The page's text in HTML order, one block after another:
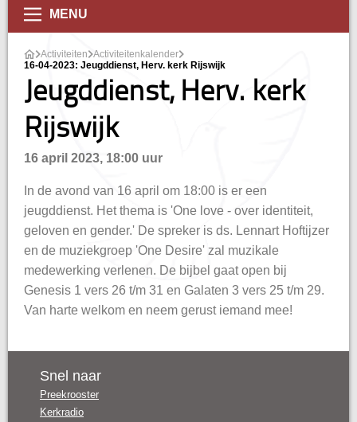
MENU
Activiteiten Activiteitenkalender
16-04-2023: Jeugddienst, Herv. kerk Rijswijk
Jeugddienst, Herv. kerk
Rijswijk
16 april 2023, 18:00 uur
In de avond van 16 april om 18:00 is er een
jeugddienst. Het thema is 'One love - over identiteit,
geloven en gender.' De spreker is ds. Lennart Hoftijzer
en de muziekgroep 'One Desire' zal muzikale
medewerking verlenen. De bijbel gaat open bij
Genesis 1 vers 26 t/m 31 en Galaten 3 vers 25 t/m 29.
Van harte welkom en neem gerust iemand mee!
Snel naar
Preekrooster
Kerkradio